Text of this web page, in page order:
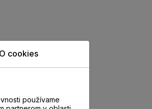
O cookies
používame